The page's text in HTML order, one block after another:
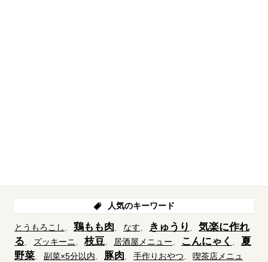
人気のキーワード
とうもろこし 鶏もも肉 なす きゅうり
気楽に作れ
る
ズッキーニ 枝豆 居酒屋メニュー こんにゃく
夏
野菜
副菜×5分以内 豚肉 手作りおやつ
喫茶店メニュ